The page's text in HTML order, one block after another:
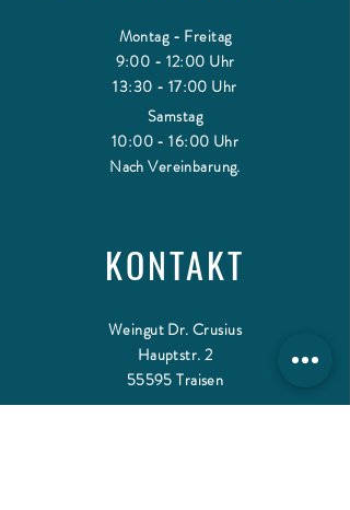
Montag - Freitag
9:00 - 12:00 Uhr
13:30 - 17:00 Uhr
Samstag
10:00 - 16:00 Uhr
Nach Vereinbarung.
KONTAKT
Weingut Dr. Crusius
Hauptstr. 2
55595 Traisen